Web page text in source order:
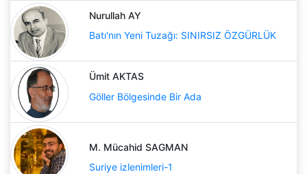
Nurullah AY
Batı'nın Yeni Tuzağı: SINIRSIZ ÖZGÜRLÜK
Ümit AKTAS
Göller Bölgesinde Bir Ada
M. Mücahid SAGMAN
Suriye izlenimleri-1